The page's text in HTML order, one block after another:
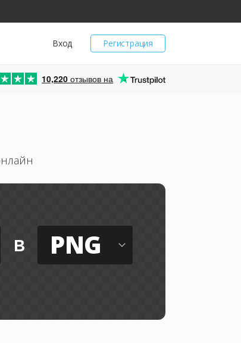
Регистрация
Вход
10,220 отзывов на
в PNG